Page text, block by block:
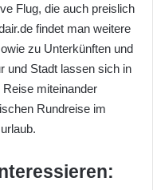
Flug, die auch preislich
findet man weitere
zu Unterkünften und
und Stadt lassen sich in
miteinander
Rundreise im